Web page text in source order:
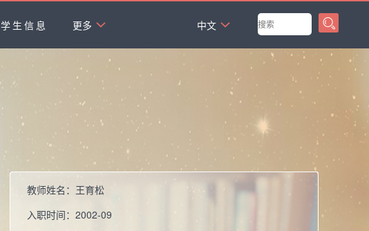
学生信息 更多
中文
教师姓名： 王育松
入职时间： 2002-09